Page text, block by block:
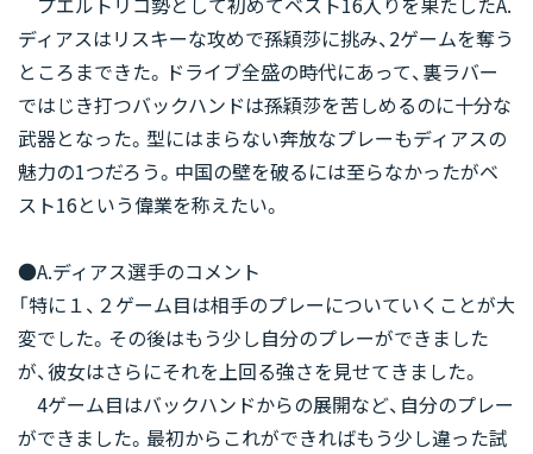
ディアスはリスキーな攻めで孫穎莎に挑み、2ゲームを奪う
ところまできた。ドライブ全盛の時代にあって、裏ラバー
ではじき打つバックハンドは孫穎莎を苦しめるのに十分な
武器となった。型にはまらない奔放なプレーもディアスの
魅力の1つだろう。中国の壁を破るには至らなかったがベ
スト16という偉業を称えたい。
●A.ディアス選手のコメント
「特に１、２ゲーム目は相手のプレーについていくことが大
変でした。その後はもう少し自分のプレーができました
が、彼女はさらにそれを上回る強さを見せてきました。
4ゲーム目はバックハンドからの展開など、自分のプレー
ができました。最初からこれができればもう少し違った試